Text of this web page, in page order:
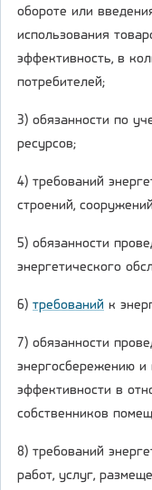
обороте или
использования
эффективность, в
потребителей;
3) обязанности по
ресурсов;
4) требований
строений,
5) обязанности
энергетического
6) требований к
7) обязанности
энергосбережению и
эффективности в
собственников
8) требований
работ, услуг,